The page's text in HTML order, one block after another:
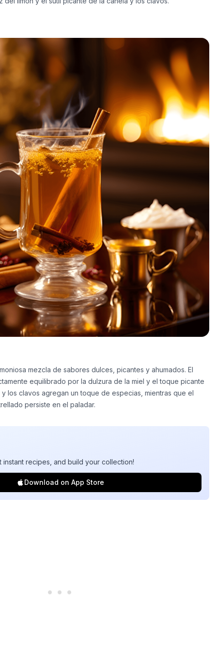
mezcla de sabores dulces, picantes y ahumados. El
equilibrado por la dulzura de la miel y el toque picante
los clavos agregan un toque de especias, mientras que el
persiste en el paladar.
instant recipes, and build your collection!
Download on App Store